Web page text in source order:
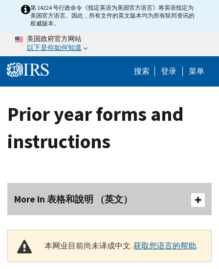
Skip to main content
第 14224 号行政命令《指定英语为美国官方语言》将英语指定为
美国官方语言。因此，所有文件的英文版本均为所有联邦资讯的
权威版本。
美国政府官方网站
以下是你如何知道
搜索 Help
登录 菜单
Prior year forms and
instructions
More In 表格和說明 （英文）
本网业目前尚未译成中文.获取您语言的帮助.